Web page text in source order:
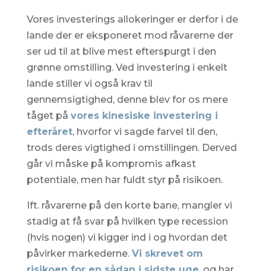
Vores investerings allokeringer er derfor i de
lande der er eksponeret mod råvarerne der
ser ud til at blive mest efterspurgt i den
grønne omstilling. Ved investering i enkelt
lande stiller vi også krav til
gennemsigtighed, denne blev for os mere
tåget på vores kinesiske investering i
efteråret, hvorfor vi sagde farvel til den,
trods deres vigtighed i omstillingen. Derved
går vi måske på kompromis afkast
potentiale, men har fuldt styr på risikoen.
Ift. råvarerne på den korte bane, mangler vi
stadig at få svar på hvilken type recession
(hvis nogen) vi kigger ind i og hvordan det
påvirker markederne. Vi skrevet om